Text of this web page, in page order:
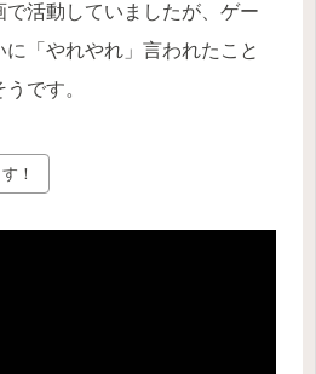
で活動していましたが、ゲー
「やれやれ」言われたこと
です。
！